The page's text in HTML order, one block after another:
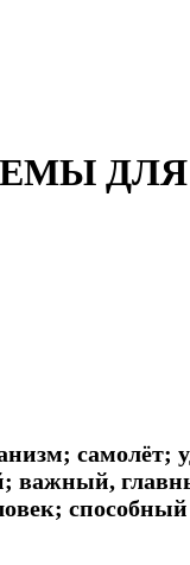
важный,